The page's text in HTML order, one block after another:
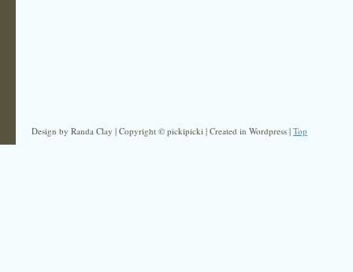
Design by Randa Clay | Copyright © pickipicki | Created in Wordpress | Top